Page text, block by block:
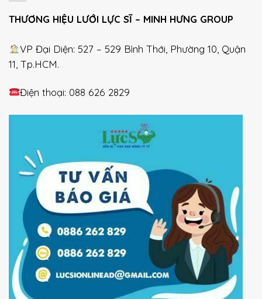
THƯƠNG HIỆU LƯỚI LỰC SĨ – MINH HƯNG GROUP
VP Đại Diện: 527 – 529 Bình Thới, Phường 10, Quận
11, Tp.HCM.
Điện thoại: 088 626 2829